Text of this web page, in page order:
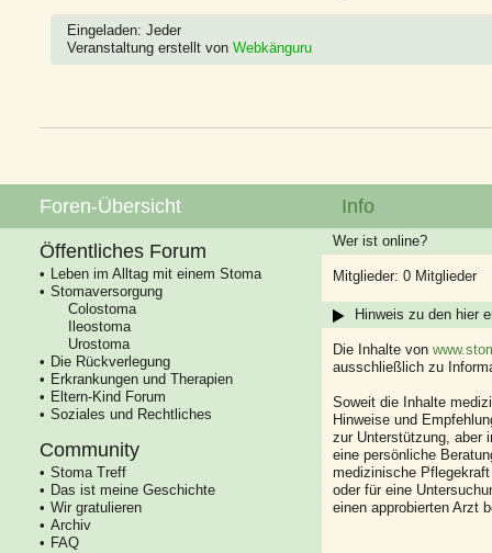
Eingeladen: Jeder
Veranstaltung erstellt von Webkänguru
Foren-Übersicht
Öffentliches Forum
Leben im Alltag mit einem Stoma
Stomaversorgung
Colostoma
Ileostoma
Urostoma
Die Rückverlegung
Erkrankungen und Therapien
Eltern-Kind Forum
Soziales und Rechtliches
Community
Stoma Treff
Das ist meine Geschichte
Wir gratulieren
Archiv
FAQ
Info
Wer ist online?
Mitglieder: 0 Mitglieder
Hinweis zu den hier
Die Inhalte von
ausschließlich zu
Soweit die Inhalte
Hinweise und
zur Unterstützung, aber
eine persönliche
medizinische
oder für eine
einen approbierten Arzt